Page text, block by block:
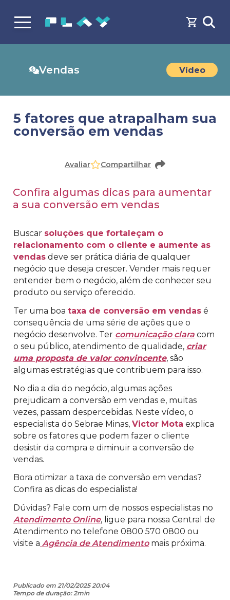
Vendas Vídeo
5 fatores que atrapalham sua
conversão em vendas
Avaliar Compartilhar
Confira algumas dicas para aumentar
a sua conversão em vendas
Buscar soluções que fortaleçam o
relacionamento com o cliente e aumente as
vendas deve ser prática diária de qualquer
negócio que deseja crescer. Vender mais requer
entender bem o negócio, além de conhecer seu
produto ou serviço oferecido.
Ter uma boa taxa de conversão em vendas é
consequência de uma série de ações que o
negócio desenvolve. Ter comunicação clara com
o seu público, atendimento de qualidade, criar
uma proposta de valor convincente, são
algumas estratégias que contribuem para isso.
No dia a dia do negócio, algumas ações
prejudicam a conversão em vendas e, muitas
vezes, passam despercebidas. Neste vídeo, o
especialista do Sebrae Minas, Victor Mota explica
sobre os fatores que podem fazer o cliente
desistir da compra e diminuir a conversão de
vendas.
Bora otimizar a taxa de conversão em vendas?
Confira as dicas do especialista!
Dúvidas? Fale com um de nossos especialistas no
Atendimento Online, ligue para nossa Central de
Atendimento no telefone 0800 570 0800 ou
visite a Agência de Atendimentomais próxima.
Publicado em 21/02/2025 20:04
Tempo de duração: 2min